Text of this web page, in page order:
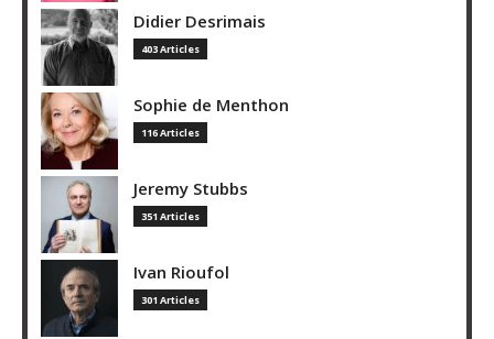
Didier Desrimais
403 Articles
Sophie de Menthon
116 Articles
Jeremy Stubbs
351 Articles
Ivan Rioufol
301 Articles